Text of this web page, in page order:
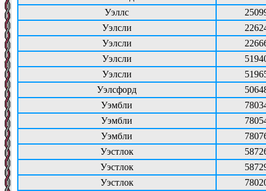
Уэллс
Уэлсли
Уэлсли
Уэлсли
Уэлсли
Уэлсфорд
Уэмбли
Уэмбли
Уэмбли
Уэстлок
Уэстлок
Уэстлок